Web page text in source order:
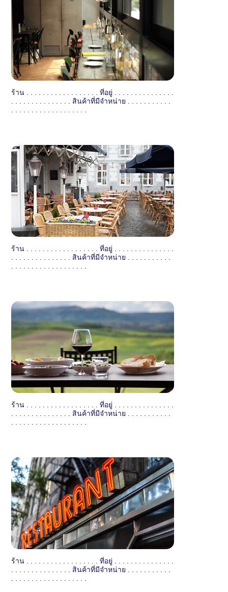
ร้าน . . . . . . . . . . . . . . . . . . ที่อยู่ . . . . . . . . . . . . . . .
. . . . . . . . . . . . . . . สินค้าที่มีจำหน่าย . . . . . . . . . . .
ร้าน . . . . . . . . . . . . . . . . . . ที่อยู่ . . . . . . . . . . . . . . .
. . . . . . . . . . . . . . . สินค้าที่มีจำหน่าย . . . . . . . . . . .
ร้าน . . . . . . . . . . . . . . . . . . ที่อยู่ . . . . . . . . . . . . . . .
. . . . . . . . . . . . . . . สินค้าที่มีจำหน่าย . . . . . . . . . . .
ร้าน . . . . . . . . . . . . . . . . . . ที่อยู่ . . . . . . . . . . . . . . .
. . . . . . . . . . . . . . . สินค้าที่มีจำหน่าย . . . . . . . . . . .